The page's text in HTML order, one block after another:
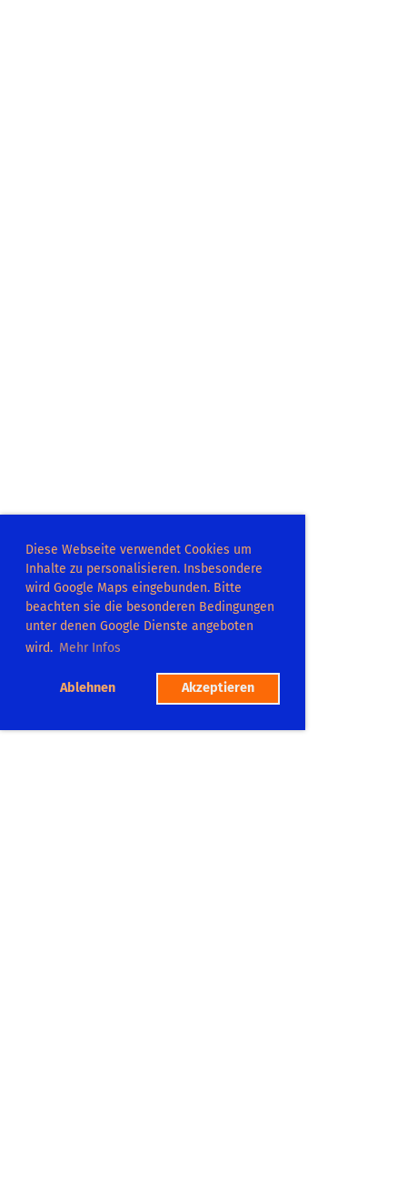
Diese Webseite verwendet Cookies um
Inhalte zu personalisieren. Insbesondere
wird Google Maps eingebunden. Bitte
beachten sie die besonderen Bedingungen
unter denen Google Dienste angeboten
wird. Mehr Infos
Ablehnen Akzeptieren